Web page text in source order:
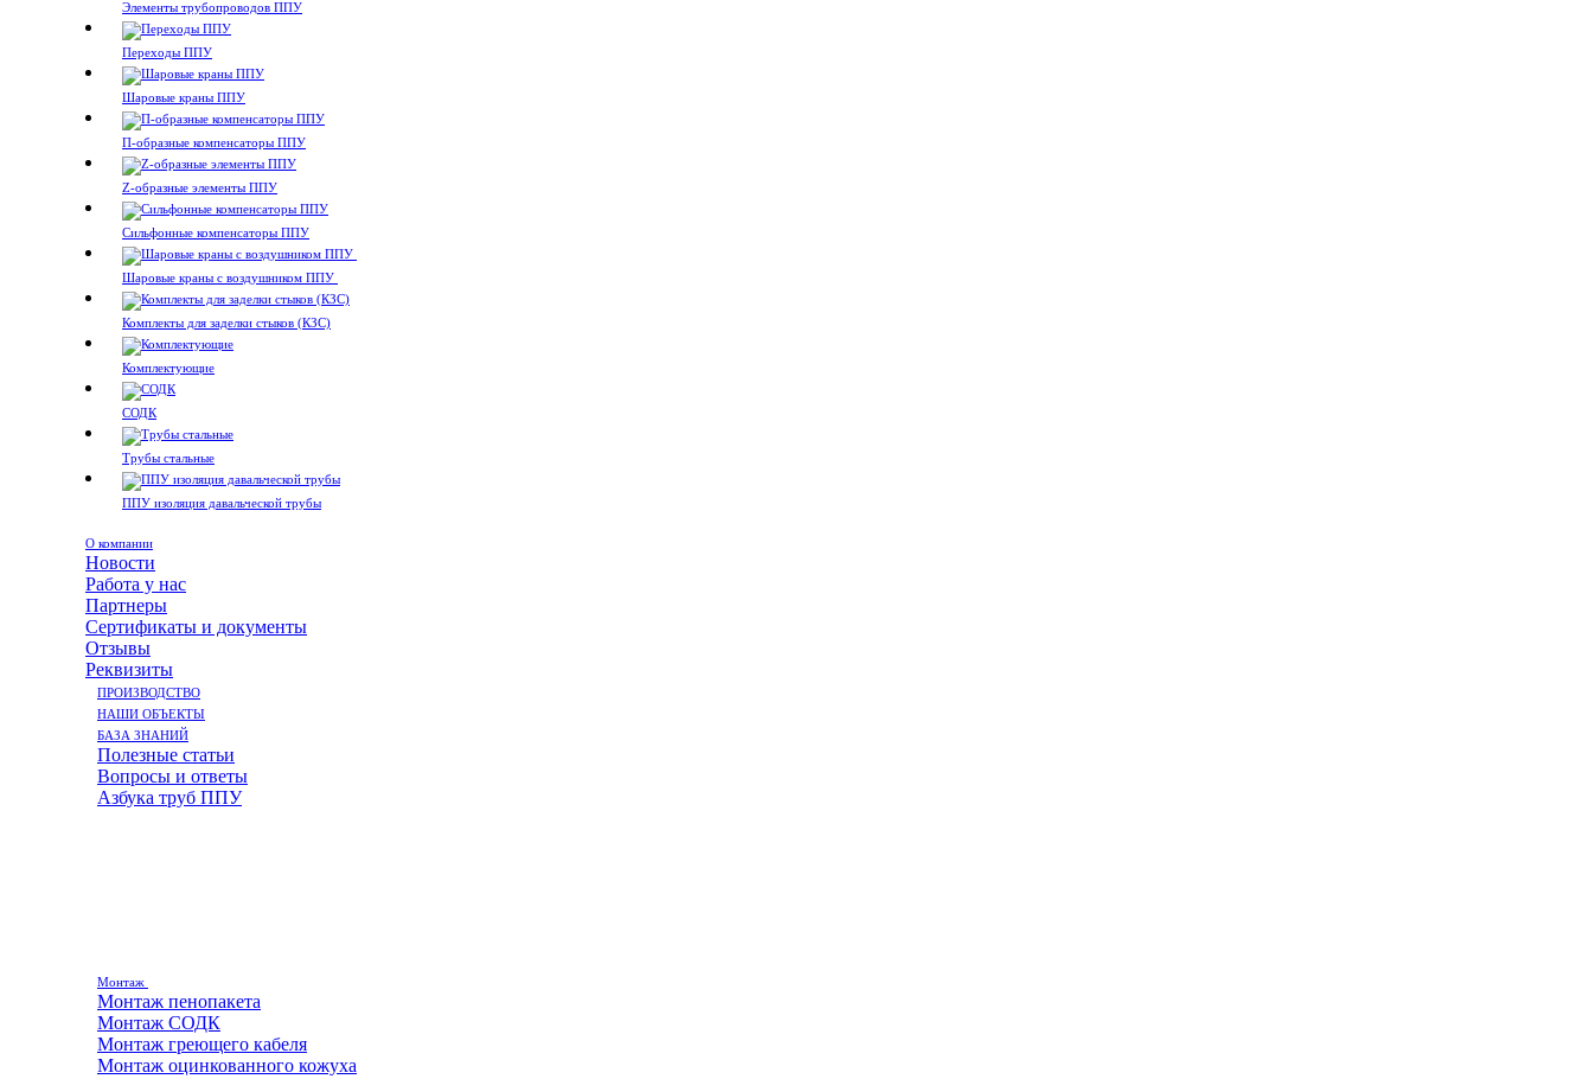
Элементы трубопроводов ППУ
Переходы ППУ
Шаровые краны ППУ
П-образные компенсаторы ППУ
Z-образные элементы ППУ
Сильфонные компенсаторы ППУ
Шаровые краны с воздушником ППУ
Комплекты для заделки стыков (КЗС)
Комплектующие
СОДК
Трубы стальные
ППУ изоляция давальческой трубы
О компании
Новости
Работа у нас
Партнеры
Сертификаты и документы
Отзывы
Реквизиты
ПРОИЗВОДСТВО
НАШИ ОБЪЕКТЫ
БАЗА ЗНАНИЙ
Полезные статьи
Вопросы и ответы
Азбука труб ППУ
Монтаж
Монтаж пенопакета
Монтаж СОДК
Монтаж греющего кабеля
Монтаж оцинкованного кожуха